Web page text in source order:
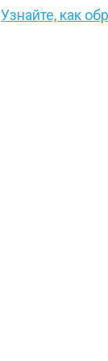
Узнайте, как